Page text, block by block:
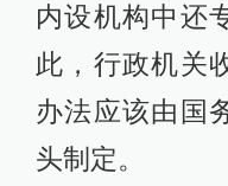
内设机构中还
此，行政机关
办法应该由国
头制定。